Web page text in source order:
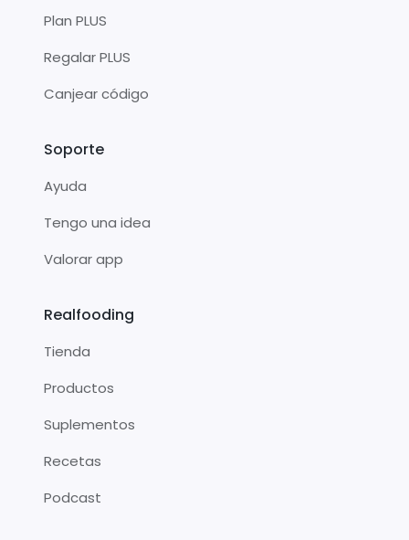
Plan PLUS
Regalar PLUS
Canjear código
Soporte
Ayuda
Tengo una idea
Valorar app
Realfooding
Tienda
Productos
Suplementos
Recetas
Podcast